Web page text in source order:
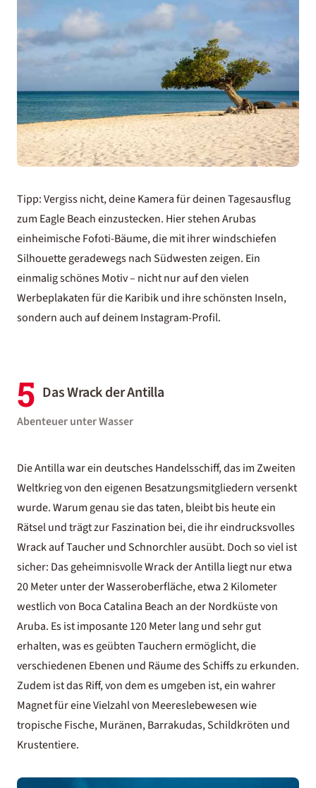
Tipp: Vergiss nicht, deine Kamera für deinen Tagesausflug
zum Eagle Beach einzustecken. Hier stehen Arubas
einheimische Fofoti-Bäume, die mit ihrer windschiefen
Silhouette geradewegs nach Südwesten zeigen. Ein
einmalig schönes Motiv – nicht nur auf den vielen
Werbeplakaten für dieKaribik und ihre schönsten Inseln,
sondern auch auf deinem Instagram-Profil.
5 Das Wrack der Antilla
Abenteuer unter Wasser
Die Antilla war ein deutsches Handelsschiff, das im Zweiten
Weltkrieg von den eigenen Besatzungsmitgliedern versenkt
wurde. Warum genau sie das taten, bleibt bis heute ein
Rätsel und trägt zur Faszination bei, die ihr eindrucksvolles
Wrack auf Taucher und Schnorchler ausübt. Doch so viel ist
sicher: Das geheimnisvolle Wrack der Antilla liegt nur etwa
20 Meter unter der Wasseroberfläche, etwa 2 Kilometer
westlich von Boca Catalina Beach an der Nordküste von
Aruba. Es ist imposante 120 Meter lang und sehr gut
erhalten, was es geübten Tauchern ermöglicht, die
verschiedenen Ebenen und Räume des Schiffs zu erkunden.
Zudem ist das Riff, von dem es umgeben ist, ein wahrer
Magnet für eine Vielzahl von Meereslebewesen wie
tropische Fische, Muränen, Barrakudas, Schildkröten und
Krustentiere.